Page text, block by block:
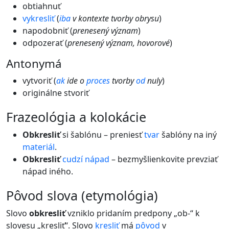
obtiahnuť
vykresliť(ibav kontexte tvorby obrysu)
napodobniť (prenesený význam)
odpozerať (prenesený význam, hovorové)
Antonymá
vytvoriť (akide oprocestvorbyodnuly)
originálne stvoriť
frazeológia a kolokácie
Obkresliťsi šablónu – preniesťtvaršablóny na iný
materiál.
Obkresliťcudzí nápad – bezmyšlienkovite prevziať
nápad iného.
pôvod slova (etymológia)
Slovo obkresliťvzniklo pridaním predpony „ob-“ k
slovesu „kresliť“. Slovo kresliťmá pôvod v